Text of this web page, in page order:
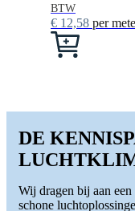
€ 12,58 per
BTW
Dit
Deze
kan
gekozen
worden
de
DE
Wij dragen bij aan
schone